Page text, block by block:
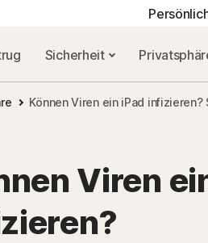
ALL-IN-ONE-
Norton 360
Norton 360 Deluxe
Norton 360
NORTON-BLOG
Sicherheit
Können Viren ein iPad
Viren